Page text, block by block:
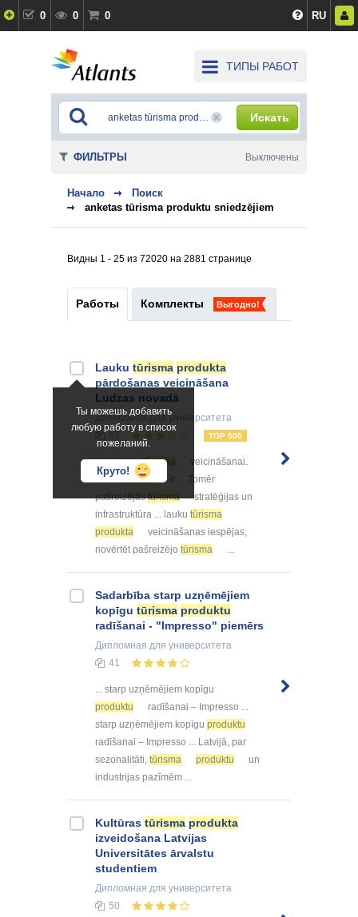
0 0 0 RU
ТИПЫ РАБОТ
Искать
Начало
Поиск
anketas tūrisma produktu sniedzējiem
Видны 1 - 25 из 72020 на 2881 странице
Работы Комплекты Выгодно!
Ты можешь добавить
любую работу в список
пожеланий.
Круто!
Lauku tūrisma produkta
pārdošanas veicināšana
Ludzas novadā
Дипломнаядля университета
TOP 500
... iespējastūrisma
veicināšanai.
Lauku
tūrisms
ir ... Tomēr
pašreizējāstūrisma
stratēģijas un
infrastruktūra ... lauku tūrisma
produkta
veicināšanas iespējas,
novērtēt pašreizējo tūrisma ...
Sadarbība starp uzņēmējiem
kopīgu tūrisma produktu
radīšanai - "Impresso" piemērs
Дипломная для университета
41
... starp uzņēmējiem kopīgu
produktu
radīšanai – Impresso ...
starp uzņēmējiem kopīgu produktu
radīšanai – Impresso ... Latvijā, par
sezonalitāti, tūrisma produktu
un
industrijas pazīmēm ...
Kultūras tūrisma produkta
izveidošana Latvijas
Universitātes ārvalstu
studentiem
Дипломная для университета
50
ФИЛЬТРЫ Выключены